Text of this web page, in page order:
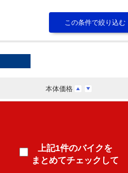
本体価格
上記1件のバイクを
まとめてチェックして